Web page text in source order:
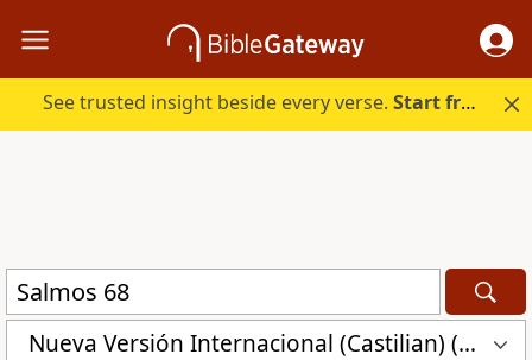
See trusted insight beside every verse.Start free.
Nueva Versión Internacional (Castilian) (CST)